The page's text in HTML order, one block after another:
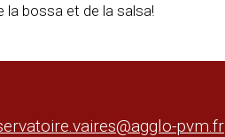
bossa et de la salsa!
pvm.fr